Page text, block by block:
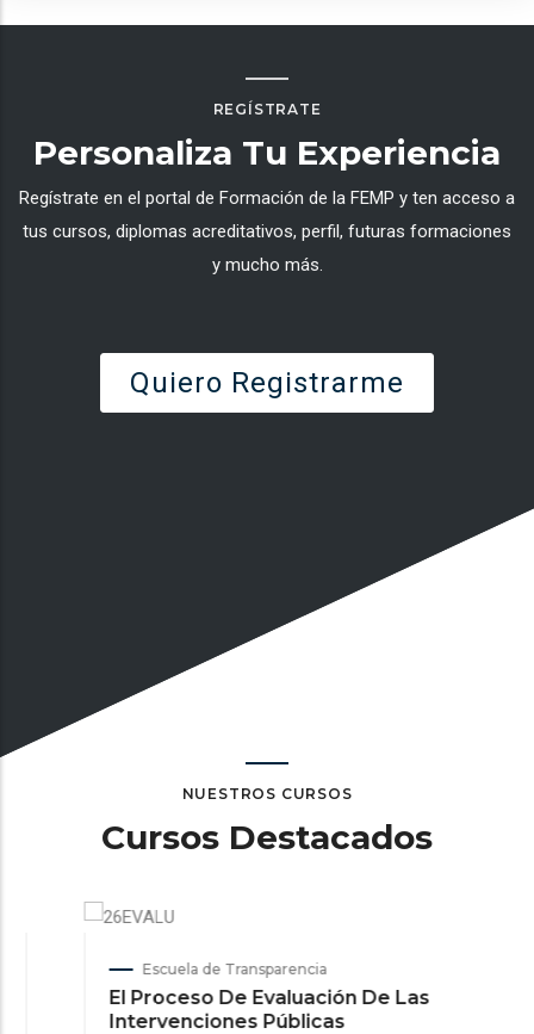
REGÍSTRATE
Personaliza Tu Experiencia
Regístrate en el portal de Formación de la FEMP y ten acceso a
tus cursos, diplomas acreditativos, perfil, futuras formaciones
y mucho más.
Quiero Registrarme
NUESTROS CURSOS
Cursos Destacados
Escuela de Transparencia
El Proceso De Evaluación De Las
Intervenciones Públicas